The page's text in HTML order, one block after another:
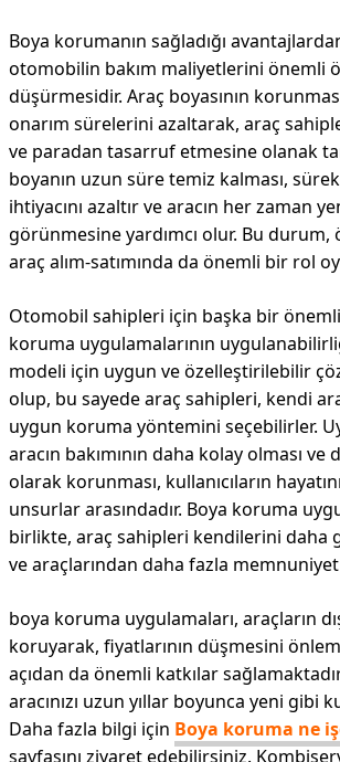
Boya korumanın sağladığı
otomobilin bakım maliyetlerini önemli
düşürmesidir. Araç boyasının
onarım sürelerini azaltarak, araç
ve paradan tasarruf etmesine olanak
boyanın uzun süre temiz kalması,
ihtiyacını azaltır ve aracın her zaman
görünmesine yardımcı olur. Bu durum,
araç alım-satımında da önemli bir rol
Otomobil sahipleri için başka bir
koruma uygulamalarının
modeli için uygun ve özelleştirilebilir
olup, bu sayede araç sahipleri, kendi
uygun koruma yöntemini seçebilirler.
aracın bakımının daha kolay olması ve
olarak korunması, kullanıcıların
unsurlar arasındadır. Boya koruma
birlikte, araç sahipleri kendilerini daha
ve araçlarından daha fazla
boya koruma uygulamaları, araçların
koruyarak, fiyatlarının düşmesini
açıdan da önemli katkılar
aracınızı uzun yıllar boyunca yeni gibi
Daha fazla bilgi için Boya koruma ne
sayfasını ziyaret edebilirsiniz.